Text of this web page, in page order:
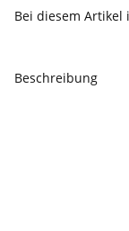
Bei diesem Artikel
Beschreibung